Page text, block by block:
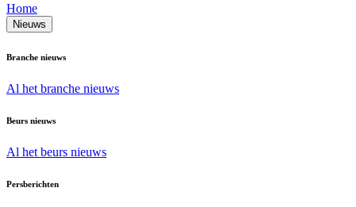
Home
Nieuws
Branche nieuws
Al het branche nieuws
Beurs nieuws
Al het beurs nieuws
Persberichten